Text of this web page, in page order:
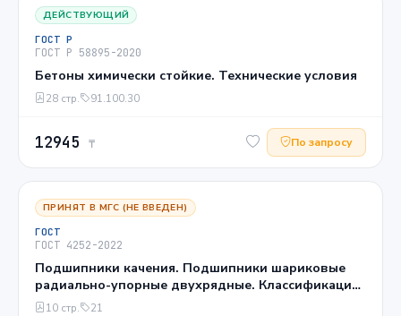
ДЕЙСТВУЮЩИЙ
ГОСТ Р
ГОСТ Р 58895-2020
Бетоны химически стойкие. Технические условия
28 стр. 91.100.30
12945 ₸ По запросу
ПРИНЯТ В МГС (НЕ ВВЕДЕН)
ГОСТ
ГОСТ 4252-2022
Подшипники качения. Подшипники шариковые
радиально-упорные двухрядные. Классификация,
указания по применению и эксплуатации
10 стр. 21